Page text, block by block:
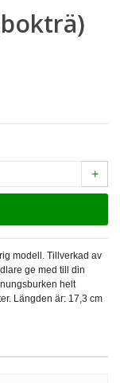
+
modell. Tillverkad av
ge med till din
helt
Längden är: 17,3 cm